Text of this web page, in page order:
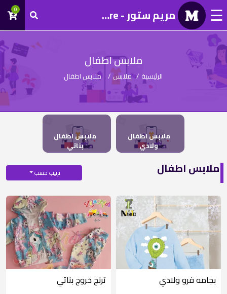
☰ مريم ستور - Mariam Store
تسجيل
دخول
0
ملابس اطفال
الرئيسية / ملابس / ملابس اطفال
ملابس اطفال
ولادي
ملابس اطفال
بناتي
ملابس اطفال ترتيب حسب
بجامه فرو ولادي ترنج خروج بناتي